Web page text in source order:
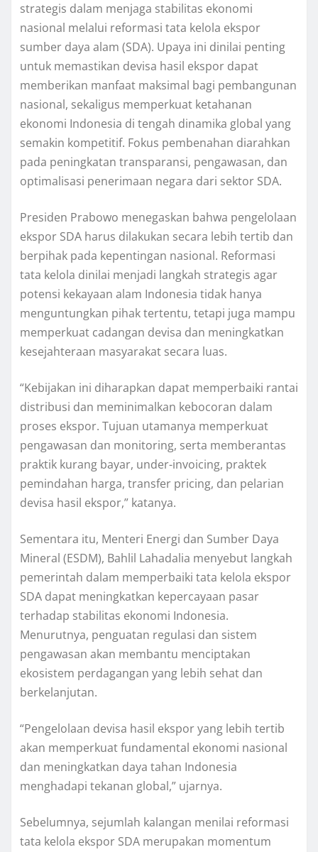
strategis dalam menjaga stabilitas ekonomi
nasional melalui reformasi tata kelola ekspor
sumber daya alam (SDA). Upaya ini dinilai penting
untuk memastikan devisa hasil ekspor dapat
memberikan manfaat maksimal bagi pembangunan
nasional, sekaligus memperkuat ketahanan
ekonomi Indonesia di tengah dinamika global yang
semakin kompetitif. Fokus pembenahan diarahkan
pada peningkatan transparansi, pengawasan, dan
optimalisasi penerimaan negara dari sektor SDA.
Presiden Prabowo menegaskan bahwa pengelolaan
ekspor SDA harus dilakukan secara lebih tertib dan
berpihak pada kepentingan nasional. Reformasi
tata kelola dinilai menjadi langkah strategis agar
potensi kekayaan alam Indonesia tidak hanya
menguntungkan pihak tertentu, tetapi juga mampu
memperkuat cadangan devisa dan meningkatkan
kesejahteraan masyarakat secara luas.
“Kebijakan ini diharapkan dapat memperbaiki rantai
distribusi dan meminimalkan kebocoran dalam
proses ekspor. Tujuan utamanya memperkuat
pengawasan dan monitoring, serta memberantas
praktik kurang bayar, under-invoicing, praktek
pemindahan harga, transfer pricing, dan pelarian
devisa hasil ekspor,” katanya.
Sementara itu, Menteri Energi dan Sumber Daya
Mineral (ESDM), Bahlil Lahadalia menyebut langkah
pemerintah dalam memperbaiki tata kelola ekspor
SDA dapat meningkatkan kepercayaan pasar
terhadap stabilitas ekonomi Indonesia.
Menurutnya, penguatan regulasi dan sistem
pengawasan akan membantu menciptakan
ekosistem perdagangan yang lebih sehat dan
berkelanjutan.
“Pengelolaan devisa hasil ekspor yang lebih tertib
akan memperkuat fundamental ekonomi nasional
dan meningkatkan daya tahan Indonesia
menghadapi tekanan global,” ujarnya.
Sebelumnya, sejumlah kalangan menilai reformasi
tata kelola ekspor SDA merupakan momentum